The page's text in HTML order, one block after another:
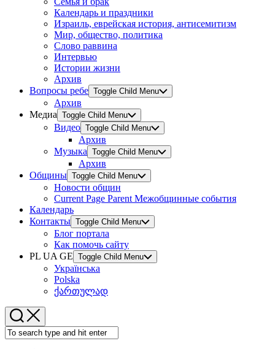
Календарь и праздники
Израиль, еврейская история, антисемитизм
Мир, общество, политика
Слово раввина
Интервью
Истории жизни
Архив
Вопросы ребе Toggle Child Menu
Архив
Медиа Toggle Child Menu
Видео Toggle Child Menu
Архив
Музыка Toggle Child Menu
Архив
Общины Toggle Child Menu
Новости общин
Current Page Parent Межобщинные события
Календарь
Контакты Toggle Child Menu
Блог портала
Как помочь сайту
PL UA GE Toggle Child Menu
Українська
Polska
ქართულად